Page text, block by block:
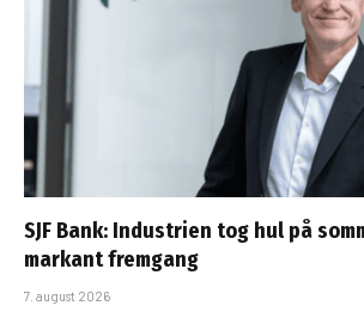
SJF Bank: Industrien tog hul på
markant fremgang
7. august 2026